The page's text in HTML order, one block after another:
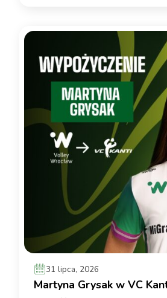
31 lipca, 2026
Martyna Grysak w VC